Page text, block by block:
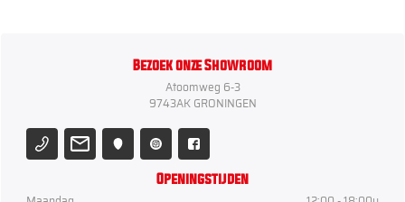
Bezoek onze Showroom
Atoomweg 6-3
9743AK GRONINGEN
Openingstijden